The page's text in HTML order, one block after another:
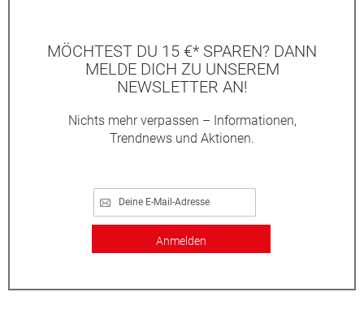
MÖCHTEST DU 15 €* SPAREN? DANN
MELDE DICH ZU UNSEREM
NEWSLETTER AN!
Nichts mehr verpassen – Informationen,
Trendnews und Aktionen.
Anmelden